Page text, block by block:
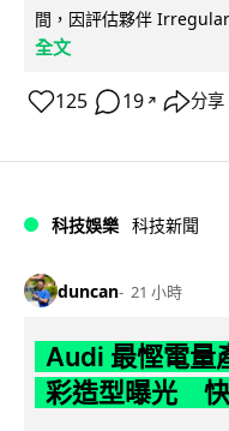
間，因評估夥伴
全文
125 19 ↗ 分享
科技娛樂 科技新聞
duncan 21 小時
Audi 最慳電
彩造型曝光 快